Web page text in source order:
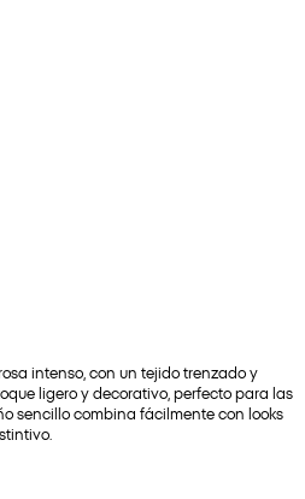
intenso, con un tejido trenzado y
ligero y decorativo, perfecto para las
sencillo combina fácilmente con looks